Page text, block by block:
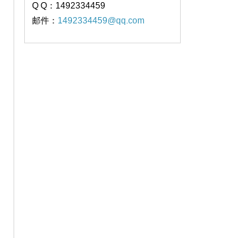
Q Q：1492334459
邮件： 1492334459@qq.com